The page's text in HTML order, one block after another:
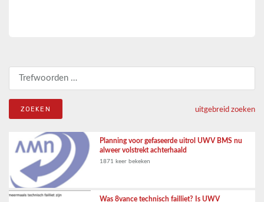
Zoeken naar:
uitgebreid zoeken
Planning voor gefaseerde uitrol UWV BMS nu
alweer volstrekt achterhaald
1871 keer bekeken
Was 8vance technisch failliet? Is UWV